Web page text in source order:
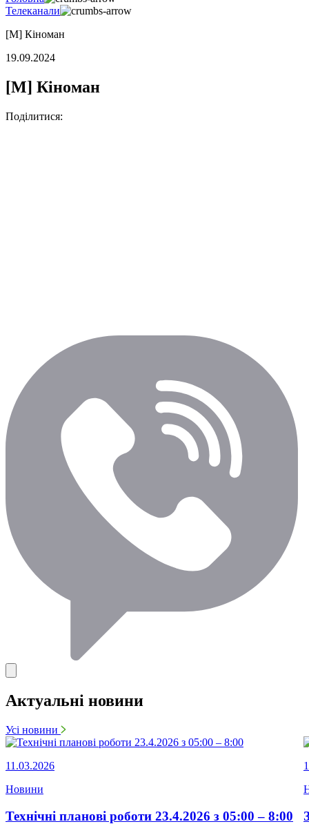
Телеканали
[M] Кіноман
19.09.2024
[M] Кіноман
Поділитися:
Актуальні новини
Усі новини
11.03.2026
Новини
Технічні планові роботи 23.4.2026 з 05:00 – 8:00